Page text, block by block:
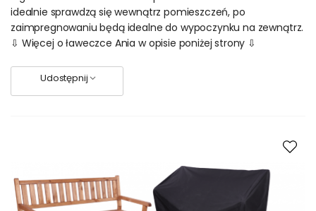
idealnie sprawdzą się wewnątrz pomieszczeń, po
zaimpregnowaniu będą idealne do wypoczynku na zewnątrz.
⇩ Więcej o ławeczce Ania w opisie poniżej strony ⇩
Udostępnij